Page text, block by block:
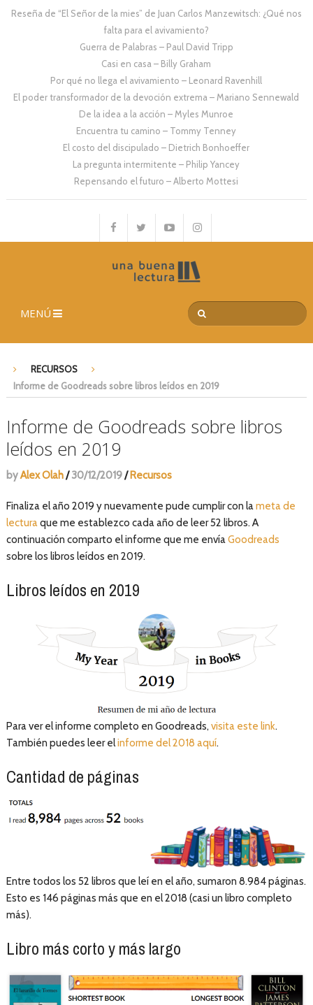
Reseña de “El Señor de la mies” de Juan Carlos Manzewitsch: ¿Qué nos
falta para el avivamiento?
Guerra de Palabras – Paul David Tripp
Casi en casa – Billy Graham
Por qué no llega el avivamiento – Leonard Ravenhill
El poder transformador de la devoción extrema – Mariano Sennewald
De la idea a la acción – Myles Munroe
Encuentra tu camino – Tommy Tenney
El costo del discipulado – Dietrich Bonhoeffer
La pregunta intermitente – Philip Yancey
Repensando el futuro – Alberto Mottesi
MENÚ
RECURSOS
Informe de Goodreads sobre libros leídos en 2019
Informe de Goodreads sobre libros
leídos en 2019
byAlex Olah/ 30/12/2019/ Recursos
Finaliza el año 2019 y nuevamente pude cumplir con lameta de
lecturaque me establezco cada año de leer 52 libros. A
continuación comparto el informe que me envíaGoodreads
sobre los libros leídos en 2019.
Libros leídos en 2019
Para ver el informe completo en Goodreads, visita este link.
También puedes leer elinforme del 2018 aquí.
Cantidad de páginas
Entre todos los 52 libros que leí en el año, sumaron 8.984 páginas.
Esto es 146 páginas más que en el 2018 (casi un libro completo
más).
Libro más corto y más largo